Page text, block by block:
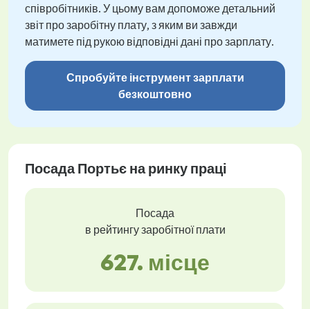
співробітників. У цьому вам допоможе детальний
звіт про заробітну плату, з яким ви завжди
матимете під рукою відповідні дані про зарплату.
Спробуйте інструмент зарплати
безкоштовно
Посада Портьє на ринку праці
Посада
в рейтингу заробітної плати
627. місце